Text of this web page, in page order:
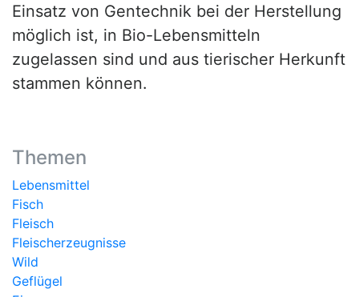
Einsatz von Gentechnik bei der Herstellung
möglich ist, in Bio-Lebensmitteln
zugelassen sind und aus tierischer Herkunft
stammen können.
Themen
Lebensmittel
Fisch
Fleisch
Fleischerzeugnisse
Wild
Geflügel